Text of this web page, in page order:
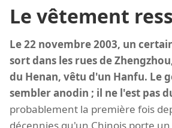
Le vêtement
Le 22 novembre 2003, un
sort dans les rues de
du Henan, vêtu d'un Hanfu. Le
sembler anodin ; il ne l'est pas
probablement la première fois
décennies qu'un Chinois porte